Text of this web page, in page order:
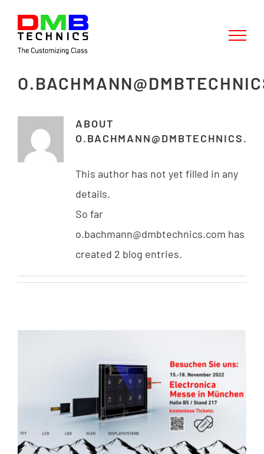
content
ABOUT
This author has not yet filled in any
details.
So far
o.bachmann@dmbtechnics.com has
created 2 blog entries.
DMB TECHNICS AN DER «ELECTRONICA
2022» IN MÜNCHEN